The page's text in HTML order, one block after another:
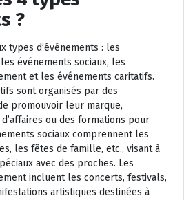
?
types d’événements : les
événements sociaux, les
et les événements caritatifs.
sont organisés par des
promouvoir leur marque,
ou des formations pour
sociaux comprennent les
les fêtes de famille, etc., visant à
avec des proches. Les
incluent les concerts, festivals,
artistiques destinées à